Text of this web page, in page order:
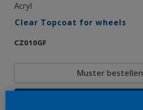
Acryl
Clear Topcoat for wheels
CZ010GF
Muster bestellen